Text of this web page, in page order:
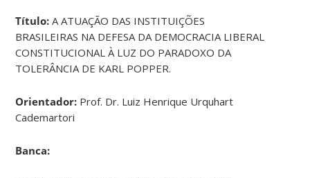
Título:A ATUAÇÃO DAS INSTITUIÇÕES
BRASILEIRAS NA DEFESA DA DEMOCRACIA LIBERAL
CONSTITUCIONAL À LUZ DO PARADOXO DA
TOLERÂNCIA DE KARL POPPER.
Orientador: Prof. Dr. Luiz Henrique Urquhart
Cademartori
Banca: